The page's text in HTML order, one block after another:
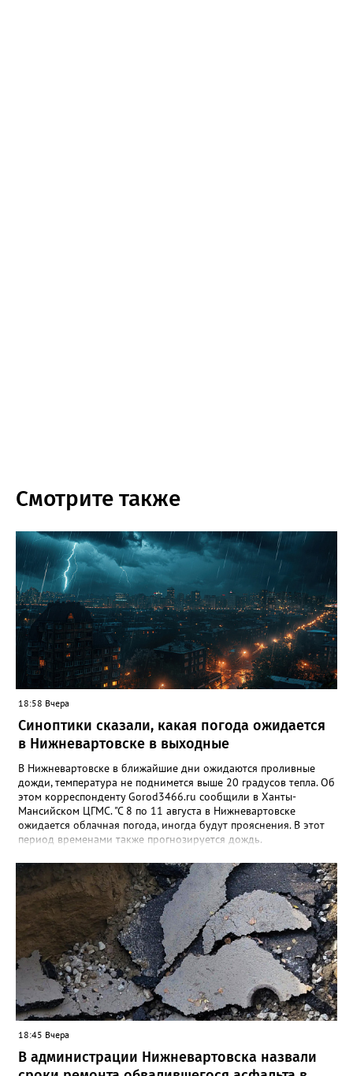
Смотрите также
18:58 Вчера
Синоптики сказали, какая погода ожидается
в Нижневартовске в выходные
В Нижневартовске в ближайшие дни ожидаются проливные
дожди, температура не поднимется выше 20 градусов тепла. Об
этом корреспонденту Gorod3466.ru сообщили в Ханты-
Мансийском ЦГМС. "С 8 по 11 августа в Нижневартовске
ожидается облачная погода, иногда будут прояснения. В этот
период временами также прогнозируется дождь.
в этот период составит ночью +9, +14 градусов, днем - +14,
+19", - рассказали синоптики. Ранее Gorod3466.ru сообщал,
что 8 и 9 августа на юге ХМАО ожидаются сильные дожди и
грозы.
18:45 Вчера
В администрации Нижневартовска назвали